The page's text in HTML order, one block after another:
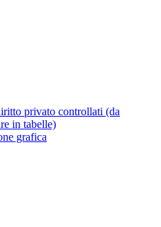
privato controllati (da
in tabelle)
grafica